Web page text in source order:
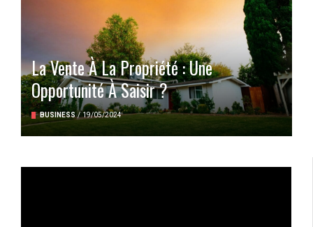
La Vente À La Propriété : Une
Opportunité À Saisir ?
BUSINESS / 19/05/2024